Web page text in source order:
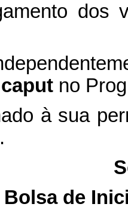
dos
caput no
à sua
Bolsa de